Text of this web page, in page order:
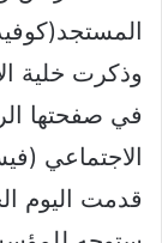
المستجد(كوفيد
وذكرت خلية
في صفحتها
الاجتماعي
قدمت اليوم